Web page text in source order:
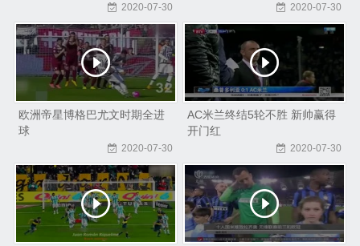
2020-07-30 2020-07-30
欧洲帝星博格巴尤文时期全进
球
2020-07-30
AC米兰终结5轮不胜 新帅赢得
开门红
2020-07-30